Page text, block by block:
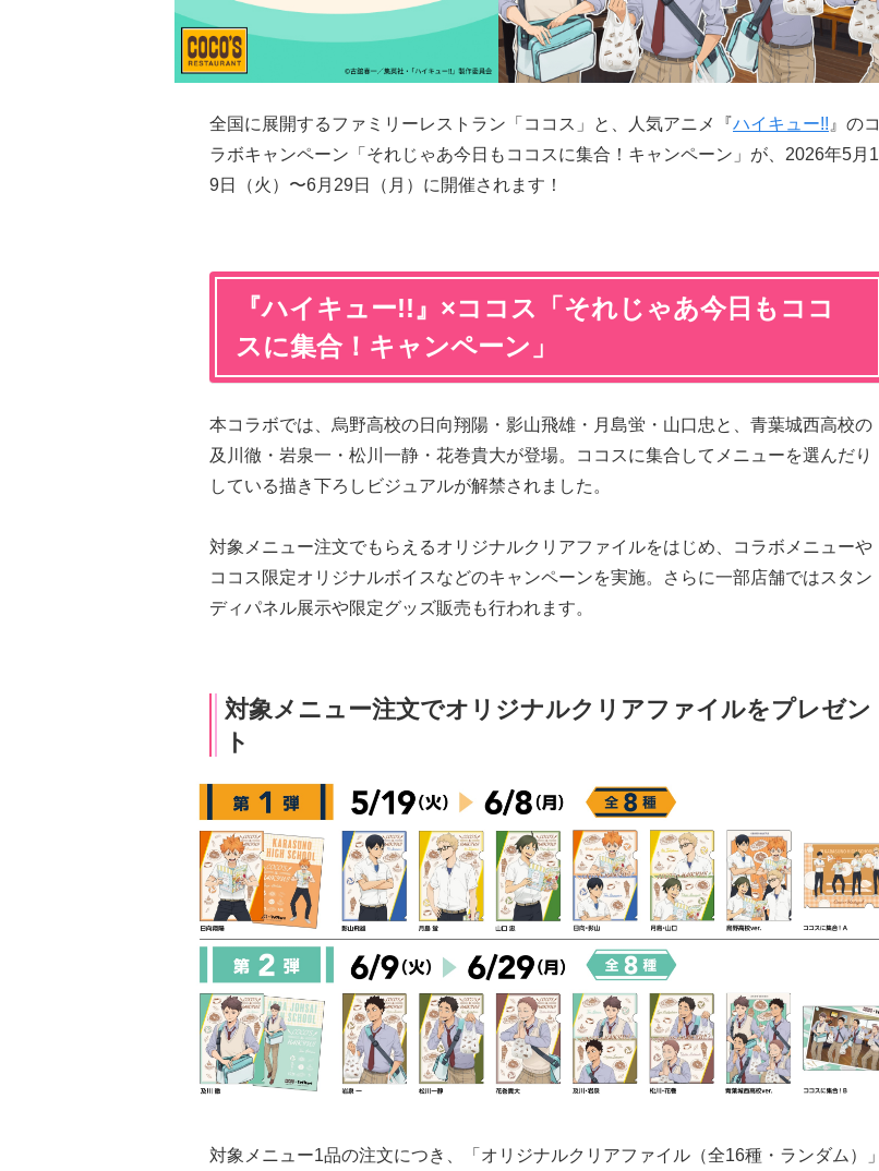
全国に展開するファミリーレストラン「ココス」と、人気アニメ『ハイキュー!! 』のコ
ラボキャンペーン「それじゃあ今日もココスに集合！キャンペーン」が、2026年5月1
9日（火）〜6月29日（月）に開催されます！
『ハイキュー!!』×ココス「それじゃあ今日もココ
スに集合！キャンペーン」
本コラボでは、烏野高校の日向翔陽・影山飛雄・月島蛍・山口忠と、青葉城西高校の
及川徹・岩泉一・松川一静・花巻貴大が登場。ココスに集合してメニューを選んだり
している描き下ろしビジュアルが解禁されました。
対象メニュー注文でもらえるオリジナルクリアファイルをはじめ、コラボメニューや
ココス限定オリジナルボイスなどのキャンペーンを実施。さらに一部店舗ではスタン
ディパネル展示や限定グッズ販売も行われます。
対象メニュー注文でオリジナルクリアファイルをプレゼン
ト
対象メニュー1品の注文につき、「オリジナルクリアファイル（全16種・ランダム）」